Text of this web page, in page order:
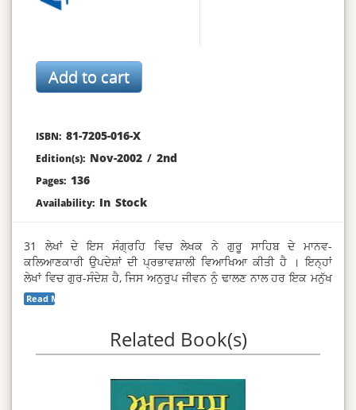
ISBN: 81-7205-016-X
Edition(s): Nov-2002 / 2nd
Pages: 136
Availability: In Stock
31 ਲੇਖਾਂ ਦੇ ਇਸ ਸੰਗ੍ਰਹਿ ਵਿਚ ਲੇਖਕ ਨੇ ਗੁਰੂ ਸਾਹਿਬ ਦੇ ਮਾਨਵ-
ਕਲਿਆਣਕਾਰੀ ਉਪਦੇਸ਼ਾਂ ਦੀ ਪ੍ਰਭਾਵਸ਼ਾਲੀ ਵਿਆਖਿਆ ਕੀਤੀ ਹੈ । ਇਨ੍ਹਾਂ
ਲੇਖਾਂ ਵਿਚ ਗੁਰ-ਸੰਦੇਸ਼ ਹੈ, ਜਿਸ ਅਨੁਰੂਪ ਜੀਵਨ ਨੂੰ ਢਾਲਣ ਨਾਲ ਹਰ ਇਕ ਮਨੁੱਖ
ਦਾ ਕਲਿਆਣ ਹੋ ਸਕਦਾ ਹੈ, ਕਿਉਂਕਿ ਇਹ ਸਭ ਲਈ ਸਾਂਝੇ ਸੰਦੇਸ਼ ਹਨ ਅਤੇ
ਇਨ੍ਹਾਂ ਦੀ ਅੱਜ ਦੇ ਯੁੱਗ ਵਿਚ ਵੀ ਪੂਰੀ ਸਾਰਥਕਤਾ ਹੈ ।
Read More...
Related Book(s)